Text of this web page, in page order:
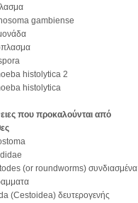
gambiense
histolytica 2
histolytica
που προκαλούνται από
(or roundworms) συνδιασμένα
(Cestoidea) δευτερογενής